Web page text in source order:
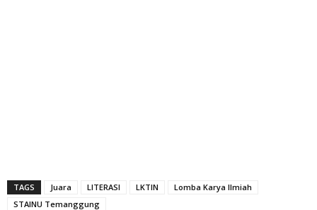
TAGS Juara LITERASI LKTIN
Lomba Karya Ilmiah
STAINU Temanggung